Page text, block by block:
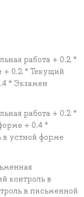
работа + 0.2 *
+ 0.2 * Текущий
* Экзамен
работа + 0.2 *
+ 0.4 *
устной форме
контроль в
в письменной